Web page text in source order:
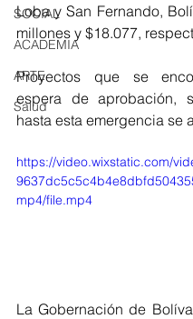
SOCIAL
ACADEMIA
ARTE
Salud
Loba y San Fernando,
millones y $18.077,
Proyectos que se
espera de aprobación,
hasta esta emergencia se
https://video.wixstatic.com/
mp4/file.mp4
La Gobernación de